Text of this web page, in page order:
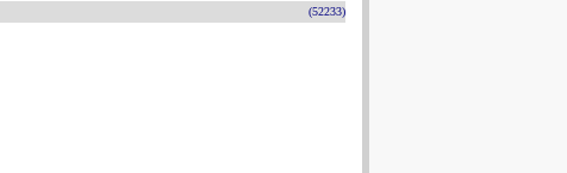
(52233)